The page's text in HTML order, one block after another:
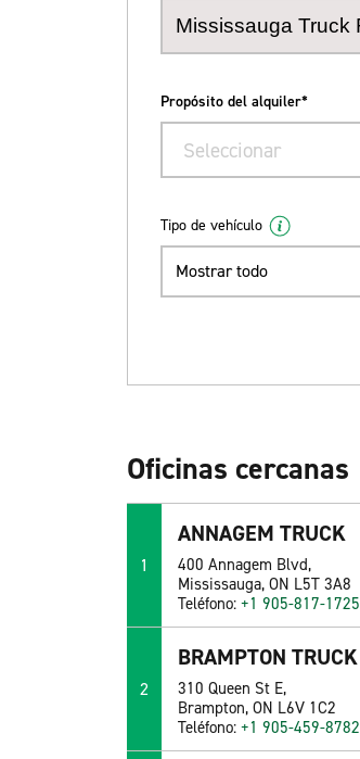
Propósito del alquiler*
Seleccionar
Tipo de vehículo
Mostrar todo
Oficinas cercanas
1
ANNAGEM TRUCK
400 Annagem Blvd,
Mississauga, ON L5T 3A8
Teléfono:+1 905-817-1725
2
BRAMPTON TRUCK
310 Queen St E,
Brampton, ON L6V 1C2
Teléfono:+1 905-459-8782